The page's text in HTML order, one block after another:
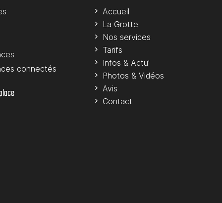
connectés
Accueil
La Grotte
Nos services
Tarifs
Infos & Actu'
Photos & Vidéos
Avis
Contact